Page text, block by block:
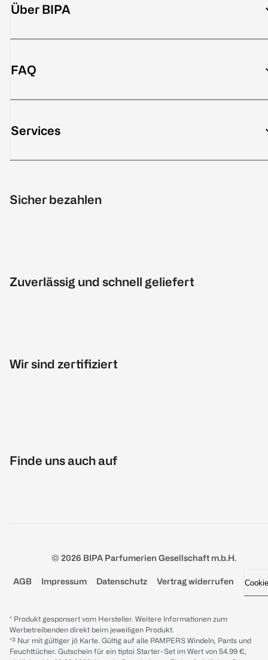
Über BIPA
FAQ
Services
Sicher bezahlen
Zuverlässig und schnell geliefert
Wir sind zertifiziert
Finde uns auch auf
© 2026 BIPA Parfumerien Gesellschaft m.b.H.
AGB Impressum Datenschutz Vertrag widerrufen
* Produkt gesponsert vom Hersteller. Weitere Informationen zum
Werbetreibenden direkt beim jeweiligen Produkt.
*³ Nur mit gültiger jö Karte. Gültig auf alle PAMPERS Windeln, Pants und
Feuchttücher. Gutschein für ein tiptoi Starter-Set im Wert von 54.99 €,